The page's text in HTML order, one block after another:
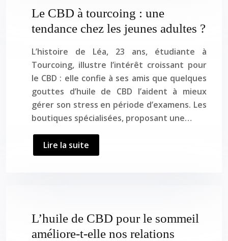
Le CBD à tourcoing : une
tendance chez les jeunes adultes ?
L’histoire de Léa, 23 ans, étudiante à
Tourcoing, illustre l’intérêt croissant pour
le CBD : elle confie à ses amis que quelques
gouttes d’huile de CBD l’aident à mieux
gérer son stress en période d’examens. Les
boutiques spécialisées, proposant une…
Lire la suite
L’huile de CBD pour le sommeil
améliore-t-elle nos relations